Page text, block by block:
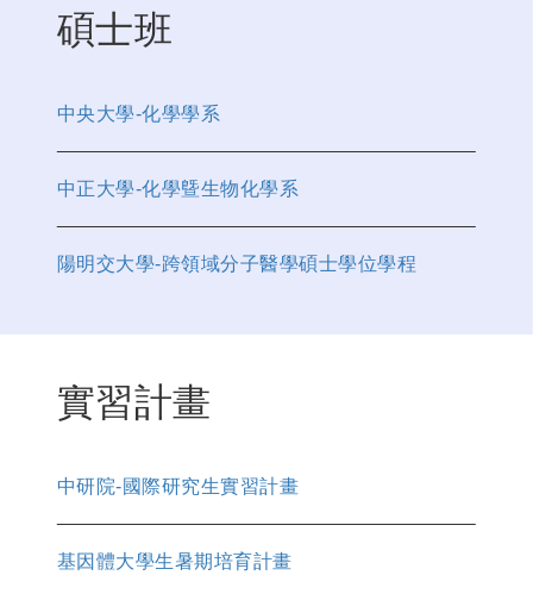
碩士班
中央大學-化學學系
中正大學-化學曁生物化學系
陽明交大學-跨領域分子醫學碩士學位學程
實習計畫
中研院-國際研究生實習計畫
基因體大學生暑期培育計畫